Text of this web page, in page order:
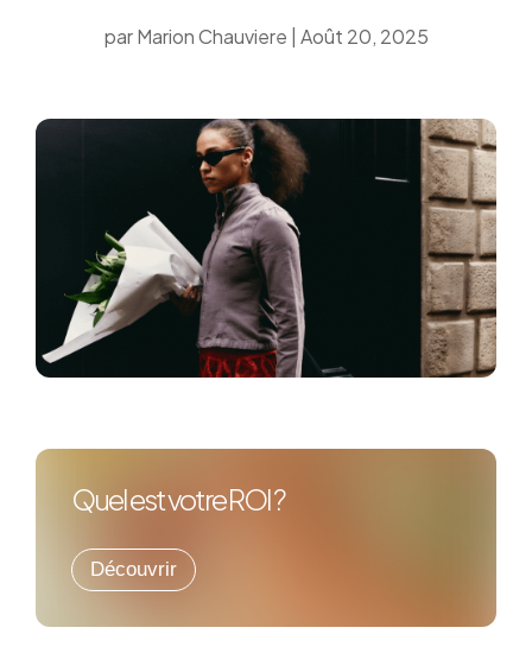
parMarion Chauviere Août 20, 2025
Quel est votre ROI ?
Découvrir